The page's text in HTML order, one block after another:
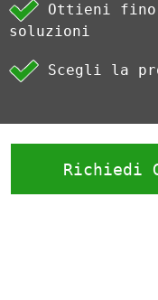
Ottieni
soluzioni
Scegli la
Richiedi